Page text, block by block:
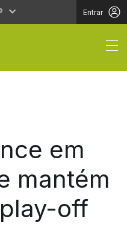
Entrar
em
em
mantém
off